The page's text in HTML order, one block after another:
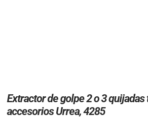
Extractor de golpe 2 o 3 quijadas
accesorios Urrea, 4285